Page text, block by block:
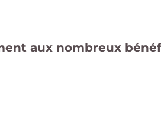
aux nombreux